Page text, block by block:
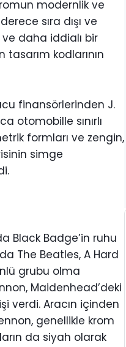
modernlik ve
sıra dışı ve
daha iddialı bir
kodlarının
finansörlerinden J.
otomobille sınırlı
formları ve zengin,
simge
Black Badge’in ruhu
The Beatles, A Hard
grubu olma
Maidenhead’deki
verdi. Aracın içinden
genellikle krom
da siyah olarak